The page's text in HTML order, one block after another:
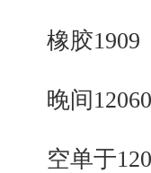
橡胶1909
晚间12060-
空单于